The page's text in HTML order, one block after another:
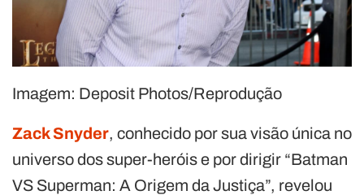
Imagem: Deposit Photos/Reprodução
Zack Snyder, conhecido por sua visão única no
universo dos super-heróis e por dirigir “Batman
VS Superman: A Origem da Justiça”, revelou